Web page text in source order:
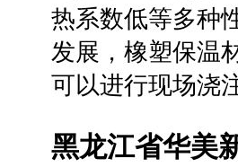
热系数低等多种
发展，橡塑保温
可以进行现场浇
黑龙江省华美